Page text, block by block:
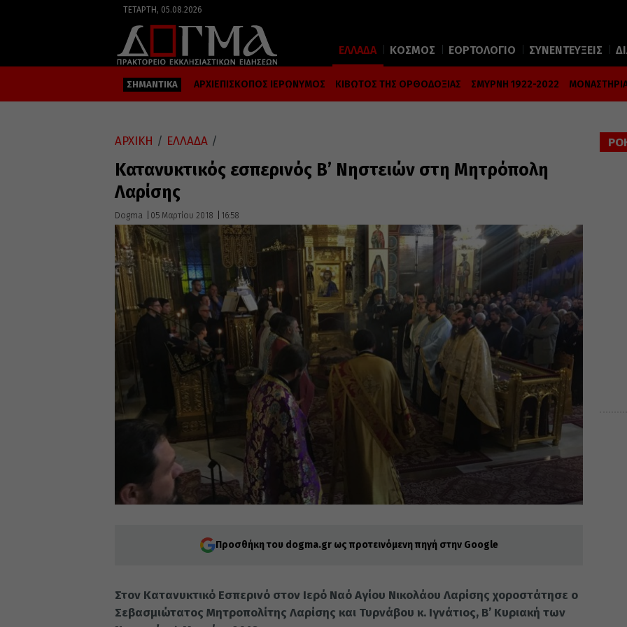
ΤΕΤΆΡΤΗ, 05.08.2026
ΕΛΛΑΔΑ ΚΟΣΜΟΣ ΕΟΡΤΟΛΟΓΙΟ ΣΥΝΕΝΤΕΥΞΕΙΣ
ΣΗΜΑΝΤΙΚΑ ΑΡΧΙΕΠΙΣΚΟΠΟΣ ΙΕΡΩΝΥΜΟΣ ΚΙΒΩΤΟΣ ΤΗΣ ΟΡΘΟΔΟΞΙΑΣ ΣΜΥΡΝΗ 1922-2022
ΑΡΧΙΚΗ / ΕΛΛΑΔΑ /
Κατανυκτικός εσπερινός Β’ Νηστειών στη Μητρόπολη
Λαρίσης
Dogma 05 Μαρτίου 2018 16:58
Προσθήκη του dogma.gr ως προτεινόμενη πηγή στην Google
Στον Κατανυκτικό Εσπερινό στον Ιερό Ναό Αγίου Νικολάου Λαρίσης χοροστάτησε ο
Σεβασμιώτατος Μητροπολίτης Λαρίσης και Τυρνάβου κ. Ιγνάτιος, Β’ Κυριακή των